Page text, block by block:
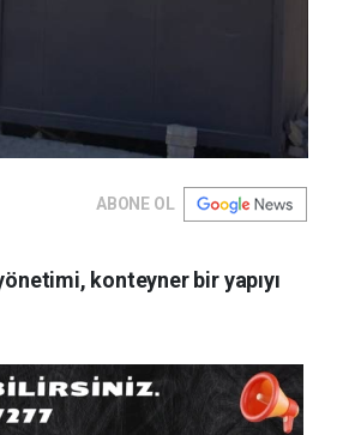
ABONE OL
konteyner bir yapıyı